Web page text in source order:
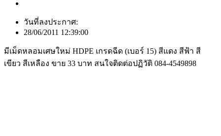
วันที่ลงประกาศ:
28/06/2011 12:39:00
มีเม็ดหลอมเศษใหม่ HDPE เกรดฉีด (เบอร์ 15) สีแดง สีฟ้า สี
เขียว สีเหลือง ขาย 33 บาท สนใจติดต่อปฏิวัติ 084-4549898